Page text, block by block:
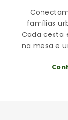
famílias
Cada cesta
na mesa e